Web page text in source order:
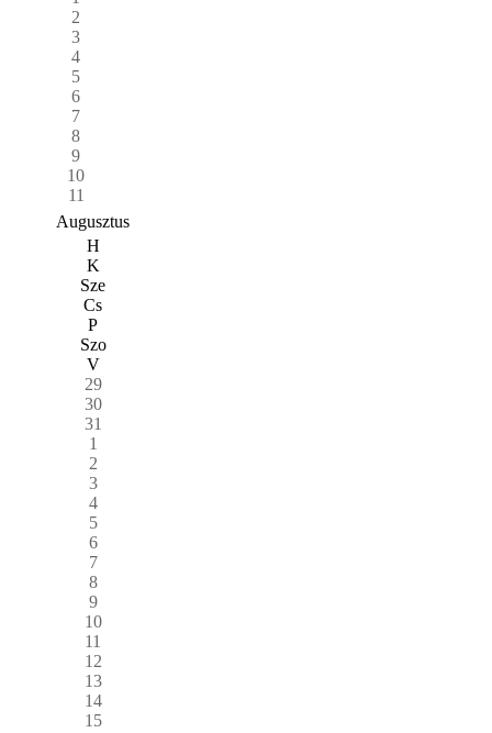
2
3
4
5
6
7
8
9
10
11
Augusztus
H
K
Sze
Cs
P
Szo
V
29
30
31
1
2
3
4
5
6
7
8
9
10
11
12
13
14
15